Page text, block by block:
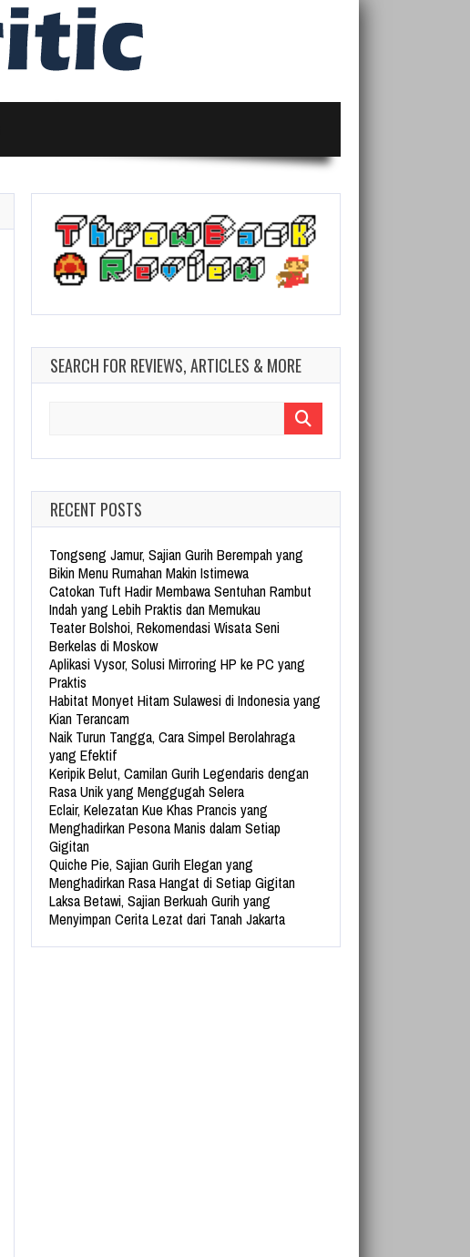
SEARCH FOR REVIEWS, ARTICLES & MORE
RECENT POSTS
Tongseng Jamur, Sajian Gurih Berempah yang
Bikin Menu Rumahan Makin Istimewa
Catokan Tuft Hadir Membawa Sentuhan Rambut
Indah yang Lebih Praktis dan Memukau
Teater Bolshoi, Rekomendasi Wisata Seni
Berkelas di Moskow
Aplikasi Vysor, Solusi Mirroring HP ke PC yang
Praktis
Habitat Monyet Hitam Sulawesi di Indonesia yang
Kian Terancam
Naik Turun Tangga, Cara Simpel Berolahraga
yang Efektif
Keripik Belut, Camilan Gurih Legendaris dengan
Rasa Unik yang Menggugah Selera
Eclair, Kelezatan Kue Khas Prancis yang
Menghadirkan Pesona Manis dalam Setiap
Gigitan
Quiche Pie, Sajian Gurih Elegan yang
Menghadirkan Rasa Hangat di Setiap Gigitan
Laksa Betawi, Sajian Berkuah Gurih yang
Menyimpan Cerita Lezat dari Tanah Jakarta